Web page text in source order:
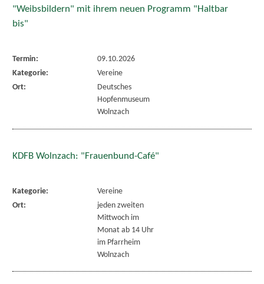
"Weibsbildern" mit ihrem neuen Programm "Haltbar
bis"
Termin:
09.10.2026
Kategorie:
Vereine
Ort:
Deutsches
Hopfenmuseum
Wolnzach
KDFB Wolnzach: "Frauenbund-Café"
Kategorie:
Vereine
Ort:
jeden zweiten
Mittwoch im
Monat ab 14 Uhr
im Pfarrheim
Wolnzach